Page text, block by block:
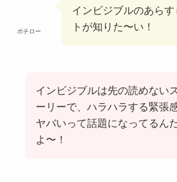
ポチロー
インビジブルのあらす
トが知りた〜い！
インビジブルは先の読めない
ーリーで、ハラハラする緊張
ヤバいって話題になってるん
よ〜！